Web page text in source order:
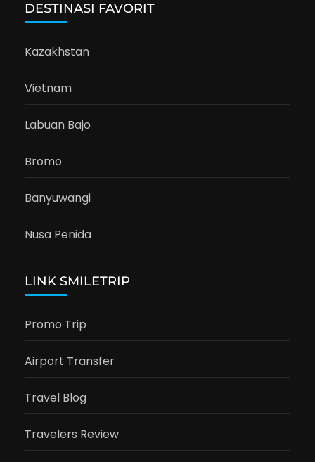
DESTINASI FAVORIT
Kazakhstan
Vietnam
Labuan Bajo
Bromo
Banyuwangi
Nusa Penida
LINK SMILETRIP
Promo Trip
Airport Transfer
Travel Blog
Travelers Review